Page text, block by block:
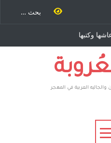
وكتبها
نيوجرسي –
الامريكية
العربية في المهجر